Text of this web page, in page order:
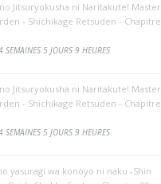
Jitsuryokusha ni Naritakute! Master
- Shichikage Retsuden - Chapitre
SEMAINES 5 JOURS 9 HEURES
Jitsuryokusha ni Naritakute! Master
- Shichikage Retsuden - Chapitre
SEMAINES 5 JOURS 9 HEURES
yasuragi wa konoyo ni naku -Shin